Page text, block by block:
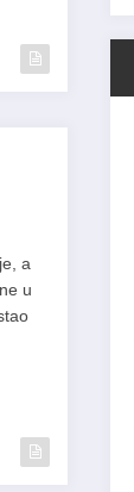
a
u